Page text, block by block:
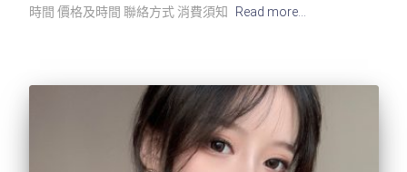
時間 價格及時間 聯絡方式 消費須知
Read more…